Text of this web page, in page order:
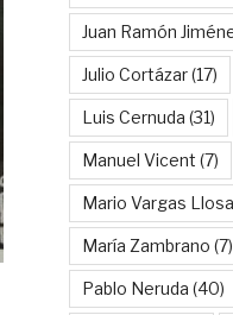
Juan Ramón
Julio Cortázar(17)
Luis Cernuda (31)
Manuel Vicent (7)
Mario Vargas Llosa
María Zambrano (7)
Pablo Neruda (40)